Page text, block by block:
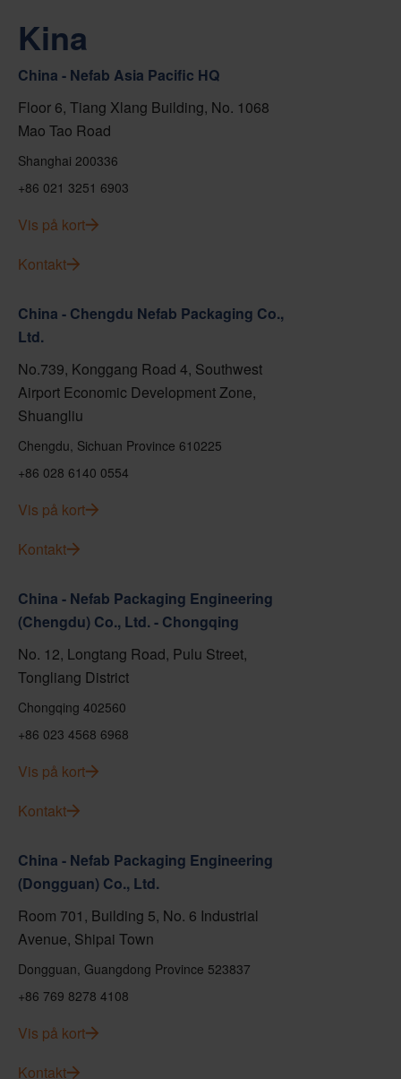
Kina
China - Nefab Asia Pacific HQ
Floor 6, Tiang Xlang Building, No. 1068
Mao Tao Road
Shanghai 200336
+86 021 3251 6903
Vis på kort
Kontakt
China - Chengdu Nefab Packaging Co.,
Ltd.
No.739, Konggang Road 4, Southwest
Airport Economic Development Zone,
Shuangliu
Chengdu, Sichuan Province 610225
+86 028 6140 0554
Vis på kort
Kontakt
China - Nefab Packaging Engineering
(Chengdu) Co., Ltd. - Chongqing
No. 12, Longtang Road, Pulu Street,
Tongliang District
Chongqing 402560
+86 023 4568 6968
Vis på kort
Kontakt
China - Nefab Packaging Engineering
(Dongguan) Co., Ltd.
Room 701, Building 5, No. 6 Industrial
Avenue, Shipai Town
Dongguan, Guangdong Province 523837
+86 769 8278 4108
Vis på kort
Kontakt